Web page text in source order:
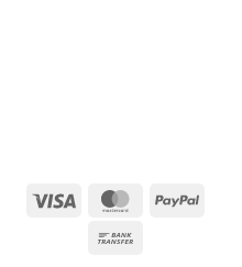
Visa MasterCard